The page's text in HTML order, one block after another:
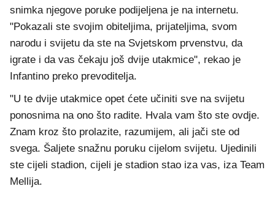
snimka njegove poruke podijeljena je na internetu.
"Pokazali ste svojim obiteljima, prijateljima, svom
narodu i svijetu da ste na Svjetskom prvenstvu, da
igrate i da vas čekaju još dvije utakmice", rekao je
Infantino preko prevoditelja.
"U te dvije utakmice opet ćete učiniti sve na svijetu
ponosnima na ono što radite. Hvala vam što ste ovdje.
Znam kroz što prolazite, razumijem, ali jači ste od
svega. Šaljete snažnu poruku cijelom svijetu. Ujedinili
ste cijeli stadion, cijeli je stadion stao iza vas, iza Team
Mellija.